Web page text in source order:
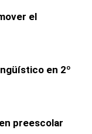
el
en 2º
preescolar